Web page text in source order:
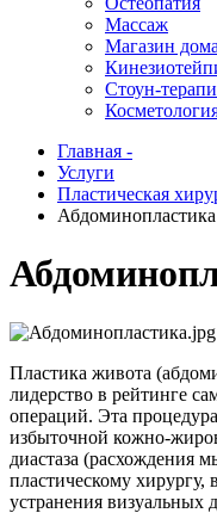
Массаж
Магазин
Стоун-
Главная -
Услуги
Пластическая
Абдоминопластика
Пластика живота
лидерство в рейтинге
операций. Эта
избыточной кожно-
диастаза
пластическому хирургу,
устранения визуальных